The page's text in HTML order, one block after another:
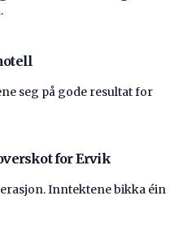
seg på gode resultat for
for Ervik
Inntektene bikka éin